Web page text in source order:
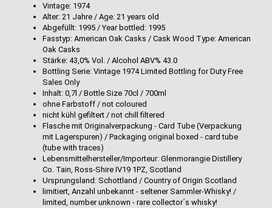
Vintage: 1974
Alter: 21 Jahre / Age: 21 years old
Abgefüllt: 1995 / Year bottled: 1995
Fasstyp: American Oak Casks / Cask Wood Type: American
Oak Casks
Stärke: 43,0% Vol. / Alcohol ABV% 43.0
Bottling Serie: Vintage 1974 Limited Bottling for Duty Free
Sales Only
Inhalt: 0,7l / Bottle Size 70cl / 700ml
ohne Farbstoff / not coloured
nicht kühl gefiltert / not chill filtered
Flasche mit Originalverpackung - Card Tube (Verpackung
mit Lagerspuren) / Packaging original boxed - card tube
(tube with traces)
Lebensmittelhersteller/Importeur: Glenmorangie Distillery
Co. Tain, Ross-Shire IV19 1PZ, Scotland
Ursprungsland: Schottland / Country of Origin Scotland
limitiert, Anzahl unbekannt - seltener Sammler-Whisky! /
limited, number unknown - rare collector´s whisky!